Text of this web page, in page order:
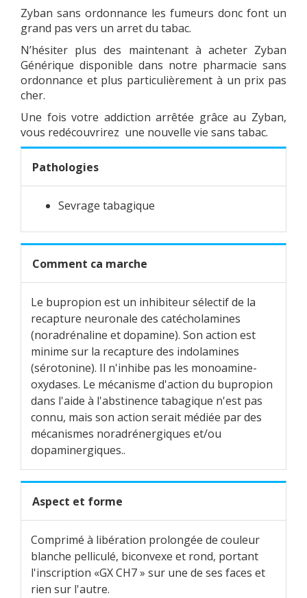
Zyban sans ordonnance les fumeurs donc font un
grand pas vers un arret du tabac.
N’hésiter plus des maintenant à acheter Zyban
Générique disponible dans notre pharmacie sans
ordonnance et plus particulièrement à un prix pas
cher.
Une fois votre addiction arrêtée grâce au Zyban,
vous redécouvrirez une nouvelle vie sans tabac.
Pathologies
Sevrage tabagique
Comment ca marche
Le bupropion est un inhibiteur sélectif de la
recapture neuronale des catécholamines
(noradrénaline et dopamine). Son action est
minime sur la recapture des indolamines
(sérotonine). Il n'inhibe pas les monoamine-
oxydases. Le mécanisme d'action du bupropion
dans l'aide à l'abstinence tabagique n'est pas
connu, mais son action serait médiée par des
mécanismes noradrénergiques et/ou
dopaminergiques..
Aspect et forme
Comprimé à libération prolongée de couleur
blanche pelliculé, biconvexe et rond, portant
l'inscription «GX CH7 » sur une de ses faces et
rien sur l'autre.